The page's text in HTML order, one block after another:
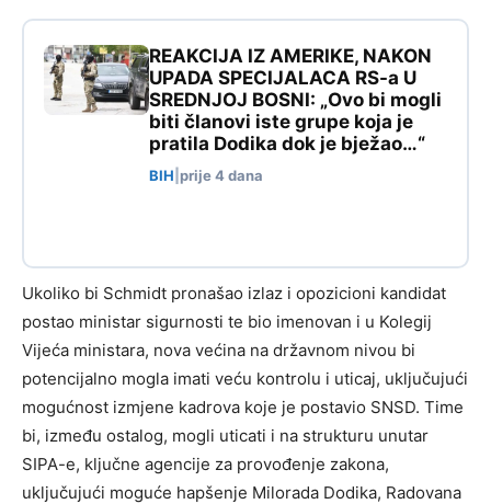
REAKCIJA IZ AMERIKE, NAKON
UPADA SPECIJALACA RS-a U
SREDNJOJ BOSNI: „Ovo bi mogli
biti članovi iste grupe koja je
pratila Dodika dok je bježao…“
BIH prije 4 dana
Ukoliko bi Schmidt pronašao izlaz i opozicioni kandidat
postao ministar sigurnosti te bio imenovan i u Kolegij
Vijeća ministara, nova većina na državnom nivou bi
potencijalno mogla imati veću kontrolu i uticaj, uključujući
mogućnost izmjene kadrova koje je postavio SNSD. Time
bi, između ostalog, mogli uticati i na strukturu unutar
SIPA-e, ključne agencije za provođenje zakona,
uključujući moguće hapšenje Milorada Dodika, Radovana